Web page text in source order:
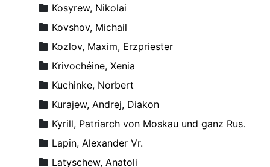
Kosyrew, Nikolai
Kovshov, Michail
Kozlov, Maxim, Erzpriester
Krivochéine, Xenia
Kuchinke, Norbert
Kurajew, Andrej, Diakon
Kyrill, Patriarch von Moskau und ganz Russland
Lapin, Alexander Vr.
Latyschew, Anatoli